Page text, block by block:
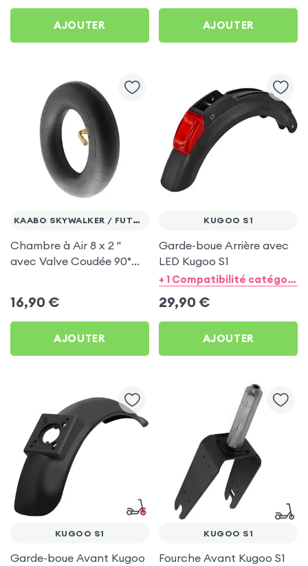
AJOUTER AJOUTER
KAABO SKYWALKER / FUTECHER GUN
Chambre à Air 8 x 2 ''
avec Valve Coudée 90°
16,90 €
AJOUTER
KUGOO S1
Garde-boue Arrière avec
LED Kugoo S1
+ 1 Compatibilité catégorie + 1 option
29,90 €
AJOUTER
KUGOO S1
Garde-boue Avant Kugoo
KUGOO S1
Fourche Avant Kugoo S1